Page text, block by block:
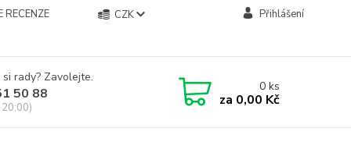
RECENZE
CZK Přihlášení
rady? Zavolejte.
50 88 0ks
za 0,00 Kč